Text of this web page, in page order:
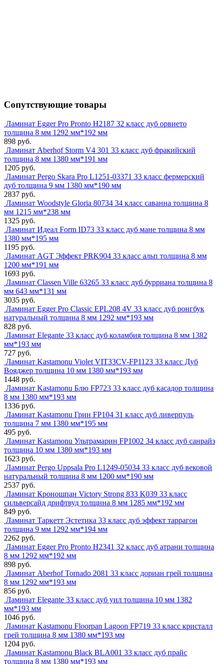
Сопутствующие товары
Ламинат Egger Pro Pronto H2187 32 класс дуб орвието
толщина 8 мм 1292 мм*192 мм
898 руб.
Ламинат Aberhof Storm V4 301 33 класс дуб фракийский
толщина 8 мм 1380 мм*191 мм
1205 руб.
Ламинат Pergo Skara Pro L1251-03371 33 класс фермерский
дуб толщина 9 мм 1380 мм*190 мм
2837 руб.
Ламинат Woodstyle Gloria 80734 34 класс саванна толщина 8
мм 1215 мм*238 мм
1325 руб.
Ламинат Идеал Form ID73 33 класс дуб мане толщина 8 мм
1380 мм*195 мм
1195 руб.
Ламинат AGT Эффект PRK904 33 класс альп толщина 8 мм
1200 мм*191 мм
1693 руб.
Ламинат Classen Ville 63265 33 класс дуб бурриана толщина 8
мм 643 мм*131 мм
3035 руб.
Ламинат Egger Pro Classic EPL208 4V 33 класс дуб ронгбук
натуральный толщина 8 мм 1292 мм*193 мм
828 руб.
Ламинат Elegante 33 класс дуб коламбия толщина 8 мм 1382
мм*193 мм
727 руб.
Ламинат Kastamonu Violet VIT33CV-FP1123 33 класс Дуб
Вояджер толщина 10 мм 1380 мм*193 мм
1448 руб.
Ламинат Kastamonu Блю FP723 33 класс дуб касадор толщина
8 мм 1380 мм*193 мм
1336 руб.
Ламинат Kastamonu Грин FP104 31 класс дуб ливерпуль
толщина 7 мм 1380 мм*195 мм
495 руб.
Ламинат Kastamonu Ультрамарин FP1002 34 класс дуб санрайз
толщина 10 мм 1380 мм*193 мм
1623 руб.
Ламинат Pergo Uppsala Pro L1249-05034 33 класс дуб вековой
натуральный толщина 8 мм 1200 мм*190 мм
2537 руб.
Ламинат Кроношпан Victory Strong 833 K039 33 класс
сильверсайд дрифтвуд толщина 8 мм 1285 мм*192 мм
849 руб.
Ламинат Таркетт Эстетика 33 класс дуб эффект таррагон
толщина 9 мм 1292 мм*194 мм
2262 руб.
Ламинат Egger Pro Pronto H2341 32 класс дуб атрани толщина
8 мм 1292 мм*192 мм
898 руб.
Ламинат Aberhof Tornado 2081 33 класс дориан грей толщина
8 мм 1292 мм*193 мм
856 руб.
Ламинат Elegante 33 класс дуб уил толщина 10 мм 1382
мм*193 мм
1046 руб.
Ламинат Kastamonu Floorpan Lagoon FP719 33 класс кристалл
грей толщина 8 мм 1380 мм*193 мм
1204 руб.
Ламинат Kastamonu Black BLA001 33 класс дуб прайс
толщина 8 мм 1380 мм*193 мм